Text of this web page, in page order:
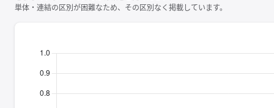
単体・連結の区別が困難なため、その区別なく掲載しています。